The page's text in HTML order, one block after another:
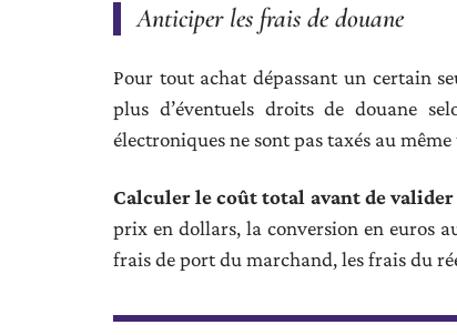
Anticiper les frais de douane
Pour tout achat dépassant un certain
plus d’éventuels droits de douane
électroniques ne sont pas taxés au
Calculer le coût total avant de valider
prix en dollars, la conversion en euros
frais de port du marchand, les frais du